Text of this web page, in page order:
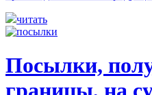
читать
Посылки,
границы, на